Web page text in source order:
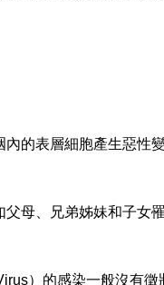
的表層細胞產生惡性
母、兄弟姊妹和子女
）的感染一般沒有